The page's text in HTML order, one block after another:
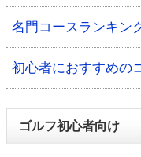
名門コースランキン
初心者におすすめの
ゴルフ初心者向け